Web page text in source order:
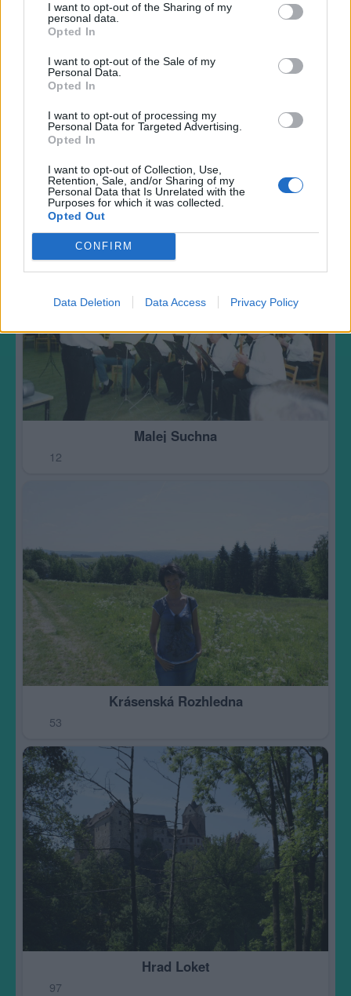
I want to opt-out of the Sharing of my
personal data.
Opted In
I want to opt-out of the Sale of my
Personal Data.
Opted In
I want to opt-out of processing my
Personal Data for Targeted Advertising.
Opted In
I want to opt-out of Collection, Use,
Retention, Sale, and/or Sharing of my
Personal Data that Is Unrelated with the
Purposes for which it was collected.
Opted Out
CONFIRM
Data Deletion Data Access Privacy Policy
Dcerunka taneční 2012
32
Malej Suchna
12
Krásenská Rozhledna
53
Hrad Loket
97